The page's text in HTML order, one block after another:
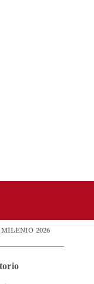
MILENIO 2026